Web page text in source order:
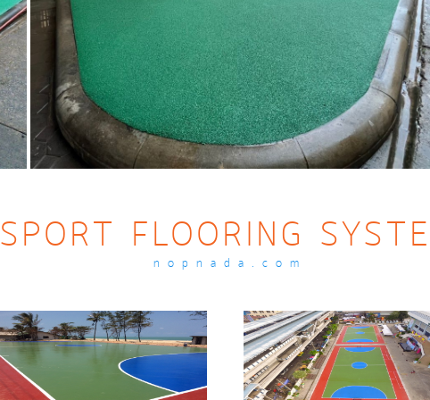
โรงเรียน ตรีมารดา จังหวัดจันทบุรี
SPORT FLOORING
nopnada.com